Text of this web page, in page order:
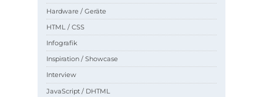
Hardware / Geräte
HTML / CSS
Infografik
Inspiration / Showcase
Interview
JavaScript / DHTML